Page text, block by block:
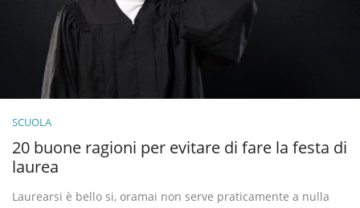
SCUOLA
20 buone ragioni per evitare di fare la festa di
laurea
Laurearsi è bello si, oramai non serve praticamente a nulla